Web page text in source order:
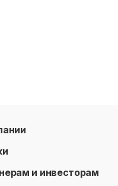
и инвесторам